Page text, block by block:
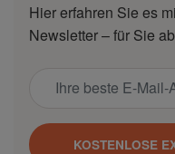
Hier erfahren Sie es
Newsletter – für Sie
KOSTENLOSE